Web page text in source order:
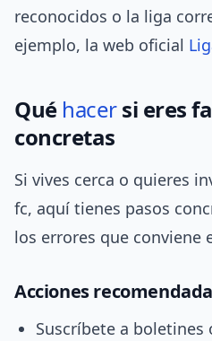
reconocidos o la liga
ejemplo, la web oficial
Qué hacersi eres
concretas
Si vives cerca o quieres
fc, aquí tienes pasos
los errores que conviene
Acciones
Suscríbete a